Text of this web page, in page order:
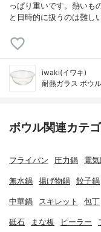
っぱり重いです。熱いも
と日時的に扱うのは難し
iwaki(イワキ)
耐熱ガラス ボウル
ボウル関連カテ
フライパン 圧力鍋 電
無水鍋 揚げ物鍋 餃子鍋
中華鍋 スキレット 包丁
砥石 まな板 ピーラー